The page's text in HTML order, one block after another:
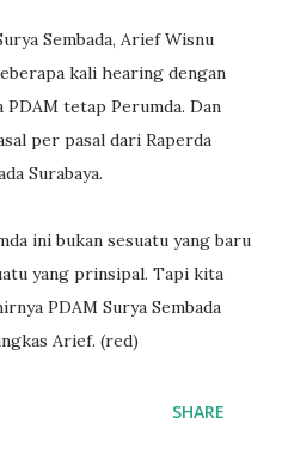
Sembada, Arief Wisnu
kali hearing dengan
PDAM tetap Perumda. Dan
per pasal dari Raperda
Surabaya.
ini bukan sesuatu yang baru
yang prinsipal. Tapi kita
PDAM Surya Sembada
Arief. (red)
SHARE